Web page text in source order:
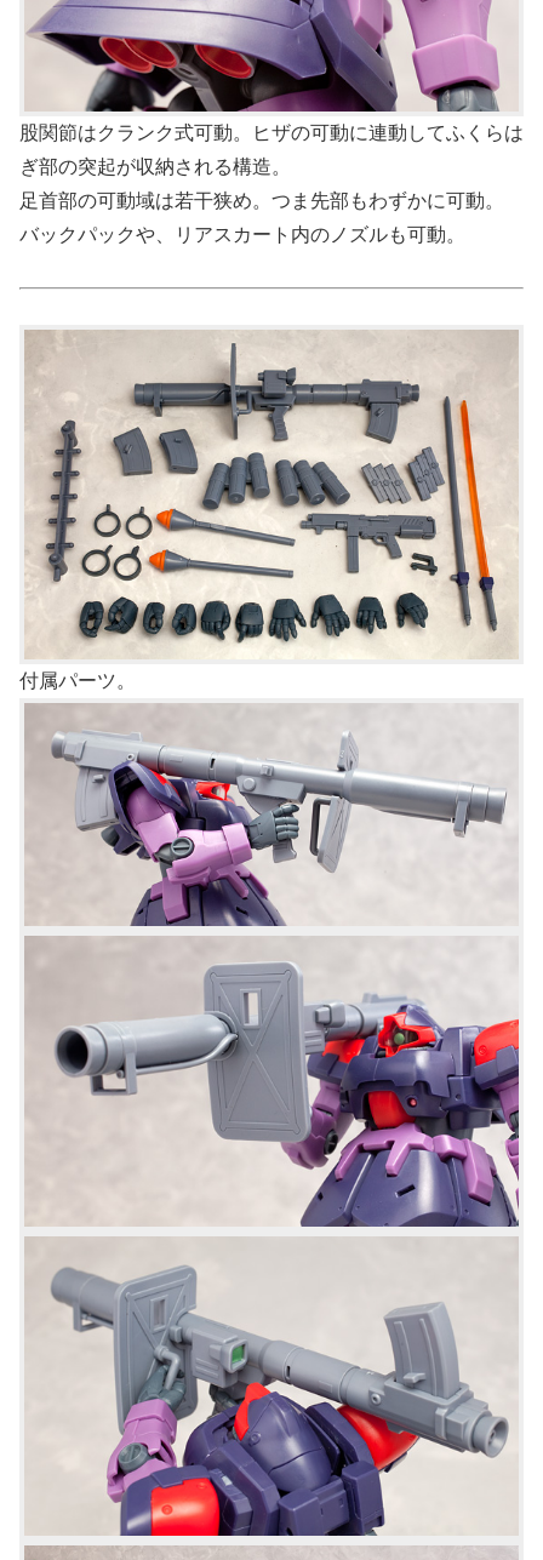
股関節はクランク式可動。ヒザの可動に連動してふくらは
ぎ部の突起が収納される構造。
足首部の可動域は若干狭め。つま先部もわずかに可動。
バックパックや、リアスカート内のノズルも可動。
付属パーツ。